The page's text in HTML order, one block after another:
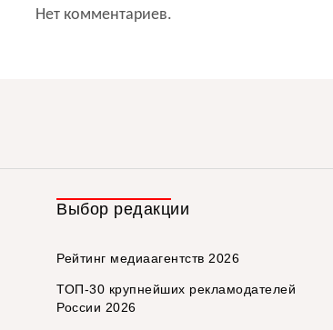
Нет комментариев.
Выбор редакции
Рейтинг медиаагентств 2026
ТОП-30 крупнейших рекламодателей
России 2026